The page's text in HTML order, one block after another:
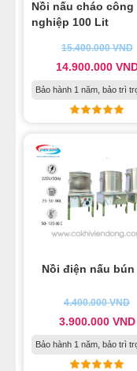
Nồi nấu cháo công
nghiệp 100 Lit
15.400.000VND
14.900.000
Bảo hành 1 năm, bảo trì
Nồi điện nấu bún
4.400.000VND
3.900.000 VND
Bảo hành 1 năm, bảo trì